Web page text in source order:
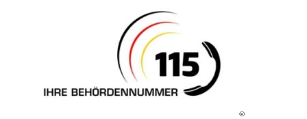
©